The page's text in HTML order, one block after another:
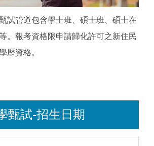
試管道包含學士班、碩士班、碩士在
。報考資格限申請歸化許可之新住民
歷資格。
甄試-招生日期